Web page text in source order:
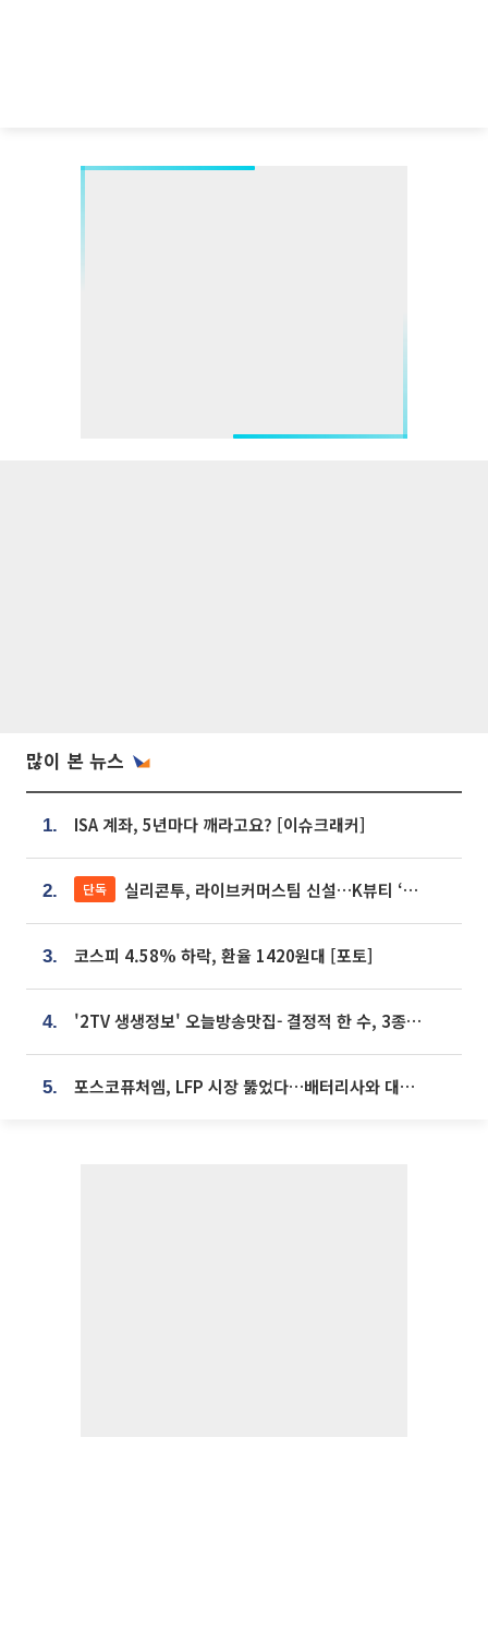
많이 본 뉴스
1. ISA 계좌, 5년마다 깨라고요? [이슈크래커]
2. 단독 실리콘투, 라이브커머스팀 신설…K뷰티 ‘글로벌 판매망’ 확대[K뷰티 라방戰]
3. 코스피 4.58% 하락, 환율 1420원대 [포토]
4. '2TV 생생정보' 오늘방송맛집- 결정적 한 수, 3종 메밀면! 메밀 소바 맛집 '의○○○○'
5. 포스코퓨처엠, LFP 시장 뚫었다…배터리사와 대규모 장기 공급 합의